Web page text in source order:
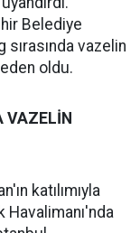
Belediye
sırasında vazelin
oldu.
VAZELİN
katılımıyla